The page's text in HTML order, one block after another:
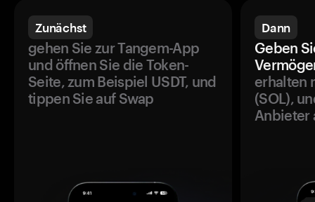
Zunächst
gehen Sie zur Tangem-App
und öffnen Sie die Token-
Seite, zum Beispiel USDT, und
tippen Sie auf Swap
Dann
Geben
erhalten
(SOL),
Anbieter